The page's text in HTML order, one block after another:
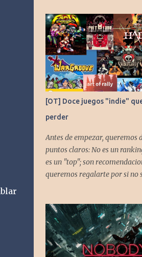
[OT] Doce juegos "indie"
perder
Antes de empezar, queremos
puntos claros: No es un
es un "top"; son
queremos regalarte por si no
fuertes de cada título, pero
profundidad de sobra para
Variedad de géneros: Hemos
géneros para asegurar que, al